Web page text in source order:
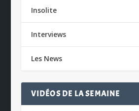
Insolite
Interviews
Les News
VIDÉOS DE LA SEMAINE